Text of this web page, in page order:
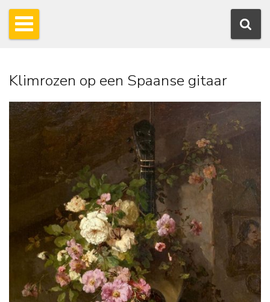
Klimrozen op een Spaanse gitaar